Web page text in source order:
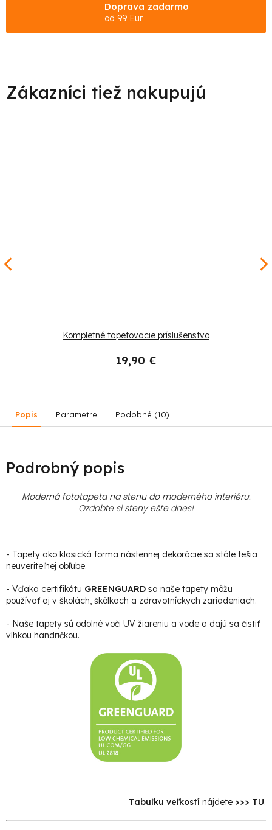
Doprava zadarmo
od 99 Eur
Kompletné tapetovacie príslušenstvo
19,90 €
Popis Parametre Podobné (10)
Podrobný popis
Moderná fototapeta na stenu do moderného interiéru.
Ozdobte si steny ešte dnes!
- Tapety ako klasická forma nástennej dekorácie sa stále tešia
neuveriteľnej obľube.
- Vďaka certifikátu GREENGUARD sa naše tapety môžu
používať aj v školách, škôlkach a zdravotníckych zariadeniach.
- Naše tapety sú odolné voči UV žiareniu a vode a dajú sa čistiť
vlhkou handričkou.
Tabuľku veľkostí nájdete >>> TU.